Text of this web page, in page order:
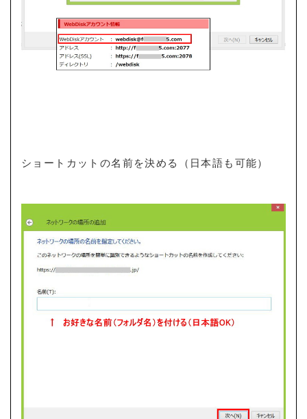
ショートカットの名前を決める（日本語も可能）